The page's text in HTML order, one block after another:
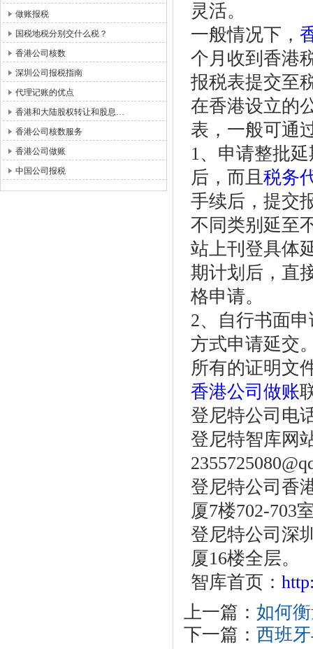
做账报税
国税地税分别交什么税？
香港公司核数
深圳公司报税指南
代理记账的优点
香港和大陆股权转让和股息…
香港公司核数服务
香港公司做账
中国公司报税
灵活。
一般情况下，
个月收到香港
报税表提交至
在香港设立的
表，一般可通
1、申请整批
后，而且税务
手续后，提交
不同类别延至
站上刊登具体
期计划后，直
格申请。
2、自行书面
方式申请延交
所有的证明文
香港公司做账
登尼特公司电
登尼特智库网
登尼特公司香
厦7楼702-703
登尼特公司深
厦16楼全层。
智库首页：
上一篇： 如何
下一篇： 西班